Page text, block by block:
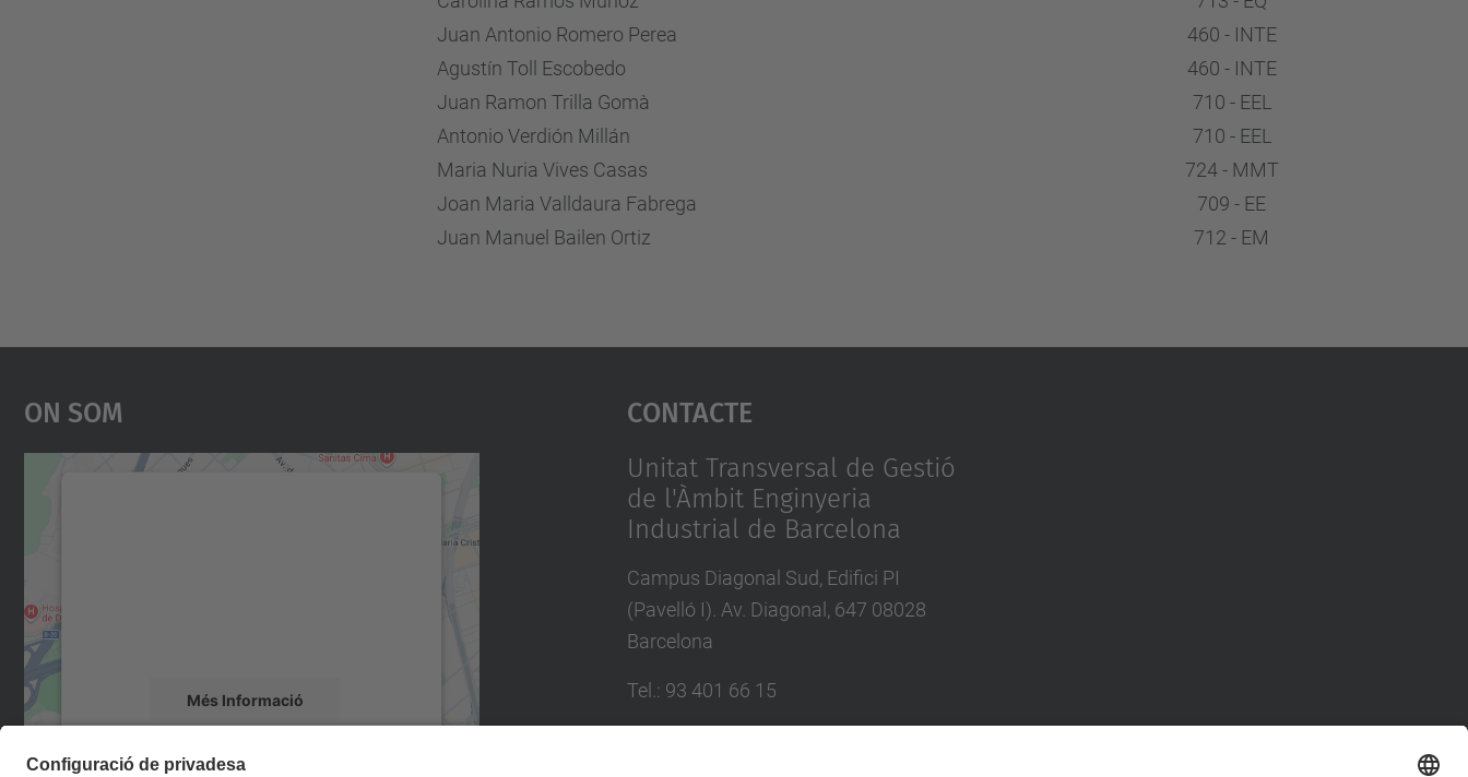
Juan Antonio Romero Perea
460 - INTE
Agustín Toll Escobedo
460 - INTE
Juan Ramon Trilla Gomà
710 - EEL
Antonio Verdión Millán
710 - EEL
Maria Nuria Vives Casas
724 - MMT
Joan Maria Valldaura Fabrega
709 - EE
Juan Manuel Bailen Ortiz
712 - EM
On Som
Més Informació
Accepta
Contacte
Unitat Transversal de Gestió
de l'Àmbit Enginyeria
Industrial de Barcelona
Campus Diagonal Sud, Edifici PI
(Pavelló I). Av. Diagonal, 647 08028
Barcelona
Tel. : 93 401 66 15